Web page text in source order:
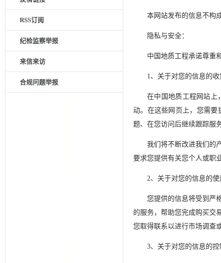
RSS订阅
纪检监察举报
来信来访
合规问题举报
本网站发布的信息不构
隐私与安全：
中国地质工程承诺尊重
1、关于对您的信息的收
在中国地质工程网站上
动。在这些网页上，您需要
题、在您访问后继续跟踪服
我们将不断改进我们的
要求您提供有关您个人或职
2、关于对您的信息的使
您提供的信息将受到严
的服务，帮助您完成购买交
您取得联系以进行市场调查
3、关于对您的信息的控